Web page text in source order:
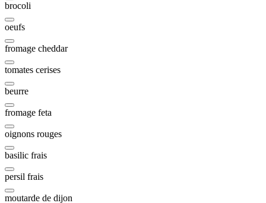
brocoli
oeufs
fromage cheddar
tomates cerises
beurre
fromage feta
oignons rouges
basilic frais
persil frais
moutarde de dijon